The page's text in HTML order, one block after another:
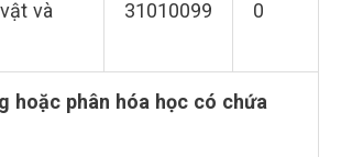
và
31010099 0
hoặc phân hóa học có chứa